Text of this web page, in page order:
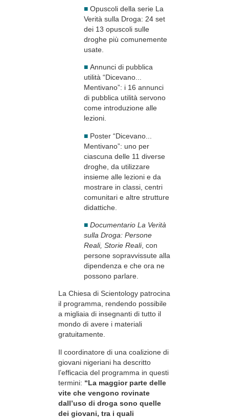
■ Opuscoli della serie La
Verità sulla Droga: 24 set
dei 13 opuscoli sulle
droghe più comunemente
usate.
■ Annunci di pubblica
utilità “Dicevano...
Mentivano”: i 16 annunci
di pubblica utilità servono
come introduzione alle
lezioni.
■ Poster “Dicevano...
Mentivano”: uno per
ciascuna delle 11 diverse
droghe, da utilizzare
insieme alle lezioni e da
mostrare in classi, centri
comunitari e altre strutture
didattiche.
■ Documentario La Verità
sulla Droga: Persone
Reali, Storie Reali, con
persone sopravvissute alla
dipendenza e che ora ne
possono parlare.
La Chiesa di Scientology patrocina
il programma, rendendo possibile
a migliaia di insegnanti di tutto il
mondo di avere i materiali
gratuitamente.
Il coordinatore di una coalizione di
giovani nigeriani ha descritto
l’efficacia del programma in questi
termini: “La maggior parte delle
vite che vengono rovinate
dall’uso di droga sono quelle
dei giovani, tra i quali